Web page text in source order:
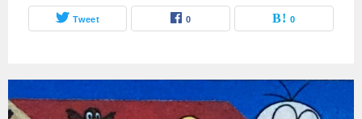
Tweet 0 0